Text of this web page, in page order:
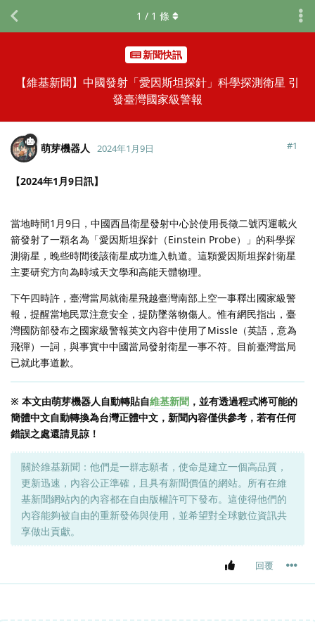
新聞快訊
【維基新聞】中國發射「愛因斯坦探針」科學探測衛星 引
發臺灣國家級警報
1 / 1 條
萌芽機器人 2024年1月9日 #1
【2024年1月9日訊】
當地時間1月9日，中國西昌衛星發射中心於使用長徵二號丙運載火
箭發射了一顆名為「愛因斯坦探針（Einstein Probe）」的科學探
測衛星，晚些時間後該衛星成功進入軌道。這顆愛因斯坦探針衛星
主要研究方向為時域天文學和高能天體物理。
下午四時許，臺灣當局就衛星飛越臺灣南部上空一事釋出國家級警
報，提醒當地民眾注意安全，提防墜落物傷人。惟有網民指出，臺
灣國防部發布之國家級警報英文內容中使用了Missle（英語，意為
飛彈）一詞，與事實中中國當局發射衛星一事不符。目前臺灣當局
已就此事道歉。
※ 本文由萌芽機器人自動轉貼自維基新聞 ，並有透過程式將可能的
簡體中文自動轉換為台灣正體中文，新聞內容僅供參考，若有任何
錯誤之處還請見諒！
關於維基新聞：他們是一群志願者，使命是建立一個高品質，
更新迅速，內容公正準確，且具有新聞價值的網站。所有在維
基新聞網站內的內容都在自由版權許可下發布。這使得他們的
內容能夠被自由的重新發佈與使用，並希望對全球數位資訊共
享做出貢獻。
回覆